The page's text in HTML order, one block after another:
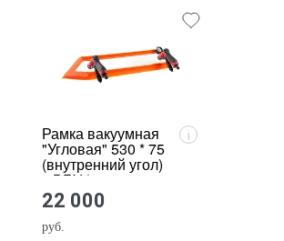
Рамка вакуумная
"Угловая" 530 * 75
(внутренний угол)
с ВБУ *
(стандартная)
i
22 000
руб.